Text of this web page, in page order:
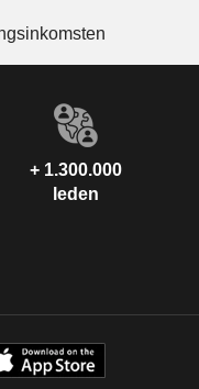
+ 1.300.000
leden